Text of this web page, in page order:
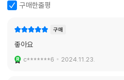
구매한줄평
구매
좋아요
c*******6 2024.11.23.